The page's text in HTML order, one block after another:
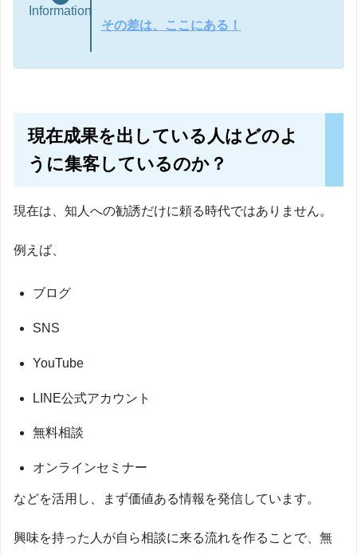
Information
その差は、ここにある！
現在成果を出している人はどのよ
うに集客しているのか？
現在は、知人への勧誘だけに頼る時代ではありません。
例えば、
ブログ
SNS
YouTube
LINE公式アカウント
無料相談
オンラインセミナー
などを活用し、まず価値ある情報を発信しています。
興味を持った人が自ら相談に来る流れを作ることで、無